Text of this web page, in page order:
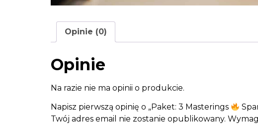
Opinie (0)
Opinie
Na razie nie ma opinii o produkcie.
Napisz pierwszą opinię o „Paket: 3 Masterings
Twój adres email nie zostanie opublikowany.